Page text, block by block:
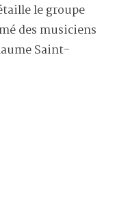
le groupe
des musiciens
Saint-